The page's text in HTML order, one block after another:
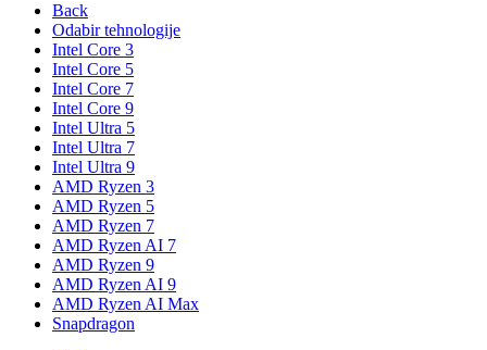
Back
Odabir tehnologije
Intel Core 3
Intel Core 5
Intel Core 7
Intel Core 9
Intel Ultra 5
Intel Ultra 7
Intel Ultra 9
AMD Ryzen 3
AMD Ryzen 5
AMD Ryzen 7
AMD Ryzen AI 7
AMD Ryzen 9
AMD Ryzen AI 9
AMD Ryzen AI Max
Snapdragon